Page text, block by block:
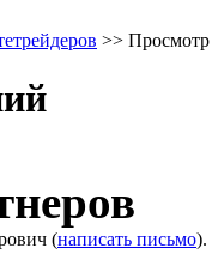
>>
(написать письмо).